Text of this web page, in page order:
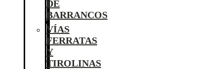
DE
BARRANCOS
VÍAS
FERRATAS
Y
TIROLINAS